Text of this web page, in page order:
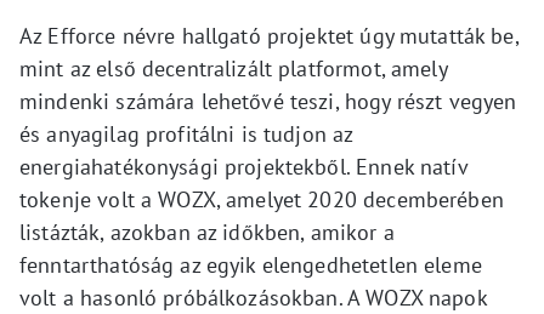
Az Efforce névre hallgató projektet úgy mutatták be,
mint az első decentralizált platformot, amely
mindenki számára lehetővé teszi, hogy részt vegyen
és anyagilag profitálni is tudjon az
energiahatékonysági projektekből. Ennek natív
tokenje volt a WOZX, amelyet 2020 decemberében
listázták, azokban az időkben, amikor a
fenntarthatóság az egyik elengedhetetlen eleme
volt a hasonló próbálkozásokban. A WOZX napok